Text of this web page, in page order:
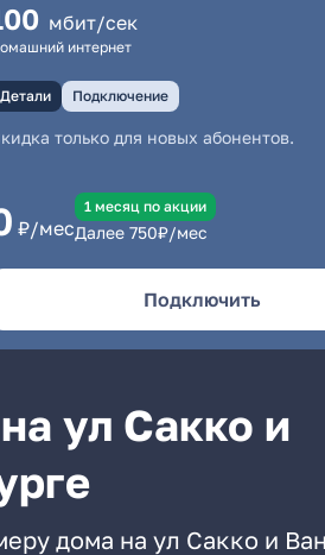
мбит/сек
интернет
Детали Подключение
только для новых абонентов.
₽/мес
1 месяц по акции
Далее 750₽/мес
Подключить
ул Сакко и
дома на ул Сакко и